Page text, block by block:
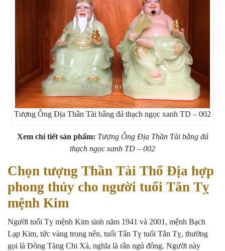
Tượng Ông Địa Thần Tài bằng đá thạch ngọc xanh TD – 002
Xem chi tiết sản phẩm: Tượng Ông Địa Thần Tài bằng đá
thạch ngọc xanh TD – 002
Chọn tượng Thần Tài Thổ Địa hợp
phong thủy cho người tuổi Tân Tỵ
mệnh Kim
Người tuổi Tỵ mệnh Kim sinh năm 1941 và 2001, mệnh Bạch
Lạp Kim, tức vàng trong nến, tuổi Tân Tỵ tuổi Tân Tỵ, thường
gọi là Đông Tàng Chi Xà, nghĩa là rắn ngủ đông. Người này